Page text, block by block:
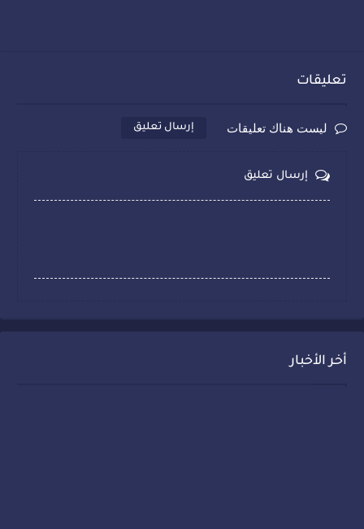
تعليقات
ليست هناك تعليقات إرسال تعليق
إرسال تعليق
أخر الأخبار